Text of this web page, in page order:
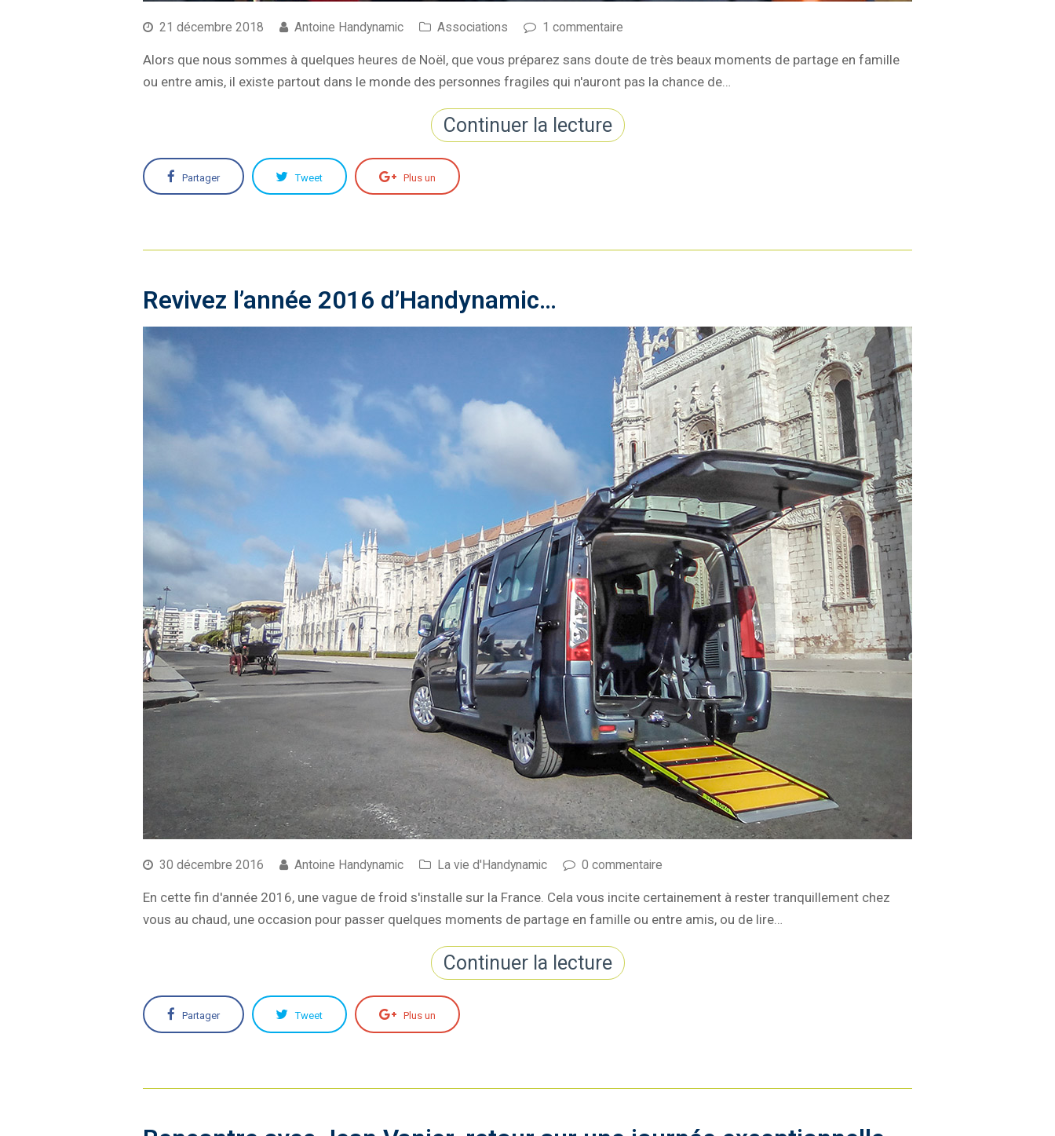
21 décembre 2018 Antoine Handynamic Associations 1 commentaire
Alors que nous sommes à quelques heures de Noël, que vous préparez sans doute de très beaux moments de partage en famille
ou entre amis, il existe partout dans le monde des personnes fragiles qui n'auront pas la chance de…
Continuer la lecture
Partager Tweet Plus un
Revivez l’année 2016 d’Handynamic…
30 décembre 2016 Antoine Handynamic La vie d'Handynamic 0 commentaire
En cette fin d'année 2016, une vague de froid s'installe sur la France. Cela vous incite certainement à rester tranquillement chez
vous au chaud, une occasion pour passer quelques moments de partage en famille ou entre amis, ou de lire…
Continuer la lecture
Partager Tweet Plus un